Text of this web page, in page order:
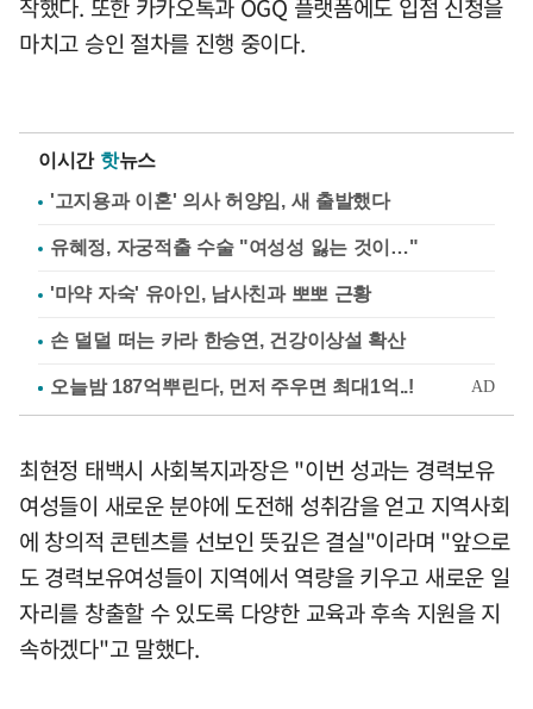
작했다. 또한 카카오톡과 OGQ 플랫폼에도 입점 신청을
마치고 승인 절차를 진행 중이다.
이시간 핫뉴스
'고지용과 이혼' 의사 허양임, 새 출발했다
유혜정, 자궁적출 수술 "여성성 잃는 것이…"
'마약 자숙' 유아인, 남사친과 뽀뽀 근황
손 덜덜 떠는 카라 한승연, 건강이상설 확산
최현정 태백시 사회복지과장은 "이번 성과는 경력보유
여성들이 새로운 분야에 도전해 성취감을 얻고 지역사회
에 창의적 콘텐츠를 선보인 뜻깊은 결실"이라며 "앞으로
도 경력보유여성들이 지역에서 역량을 키우고 새로운 일
자리를 창출할 수 있도록 다양한 교육과 후속 지원을 지
속하겠다"고 말했다.